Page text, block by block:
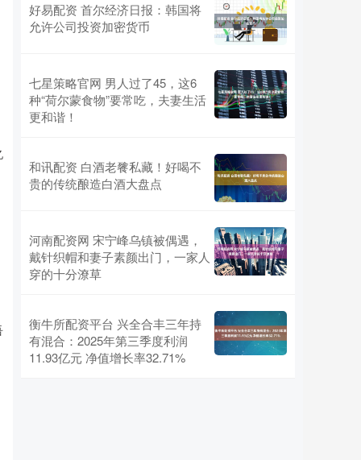
好易配资 首尔经济日报：韩国将
允许公司投资加密货币
七星策略官网 男人过了45，这6
种“荷尔蒙食物”要常吃，夫妻生活
更和谐！
和讯配资 白酒老餮私藏！好喝不
贵的传统酿造白酒大盘点
河南配资网 宋宁峰乌镇被偶遇，
戴针织帽和妻子素颜出门，一家人
穿的十分潦草
衡牛所配资平台 兴全合丰三年持
有混合：2025年第三季度利润
11.93亿元 净值增长率32.71%